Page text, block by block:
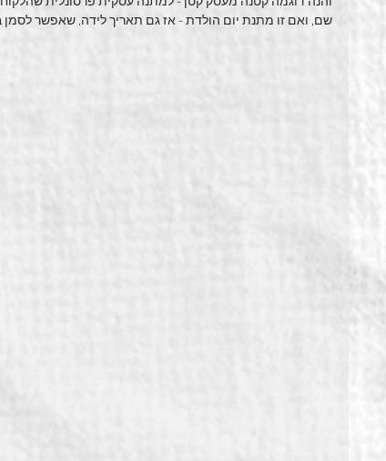
שם, ואם זו מתנת יום הולדת - אז גם תאריך לידה, שאפשר לסמן